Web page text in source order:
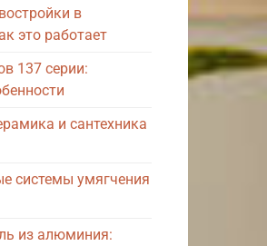
в
это работает
137 серии:
и сантехника
системы умягчения
из алюминия: